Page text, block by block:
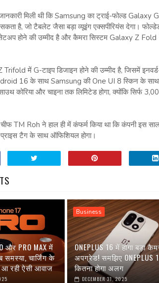
मिली थी कि Samsung का ट्राई-फोल्ड Galaxy
है, जो टैबलेट जैसा बड़ा व्यूइंग एक्सपीरियंस देगा।
होने की उम्मीद है और कैमरा सिस्टम Galaxy Z Fold
में G-टाइप डिजाइन होने की उम्मीद है, जिसमें
16 के साथ Samsung की One UI 8 स्किन के साथ
कोरिया और चाइना तक लिमिटेड होगा, क्योंकि सिर्फ
TM Roh ने हाल ही में कंफर्म किया था कि कंपनी इस
टैग के साथ ऑफिशियल होगा।
और PRO MAX में
चार्जिंग के
आ रही ऐसी आवाज
Business
ONEPLUS 16 में होगा बड़ा
अपग्रेड! समझिए ONEPLUS
कितना होगा अलग
DECEMBER 31, 2025